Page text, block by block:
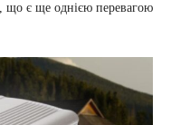
що є ще однією перевагою